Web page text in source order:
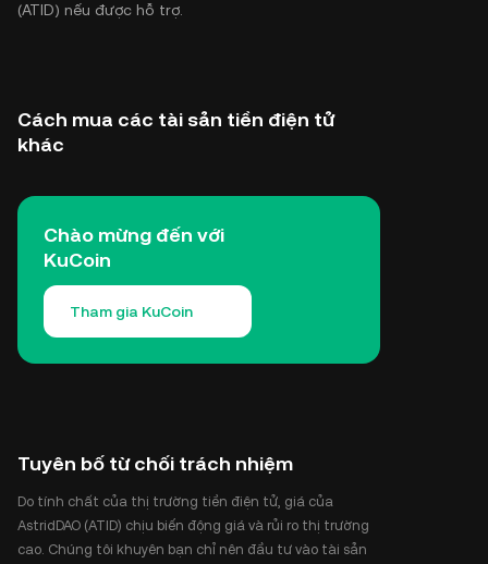
(ATID) nếu được hỗ trợ.
Cách mua các tài sản tiền điện tử
khác
Chào mừng đến với
KuCoin
Tham gia KuCoin
Tuyên bố từ chối trách nhiệm
Do tính chất của thị trường tiền điện tử, giá của
AstridDAO (ATID) chịu biến động giá và rủi ro thị trường
cao. Chúng tôi khuyên bạn chỉ nên đầu tư vào tài sản